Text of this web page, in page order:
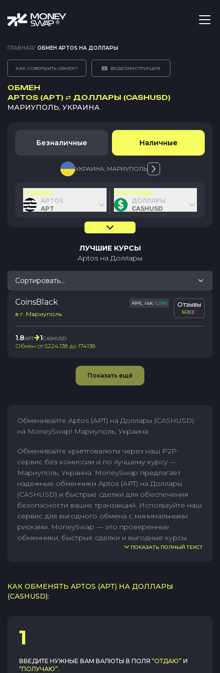
ГЛАВНАЯ/ ОБМЕН APTOS НА ДОЛЛАРЫ
КАК СОВЕРШИТЬ ОБМЕН? ВИДЕОИНСТРУКЦИЯ
ОБМЕН
APTOS (APT) ⇄ ДОЛЛАРЫ (CASHUSD)
МАРИУПОЛЬ, УКРАИНА
Безналичные Наличные
УКРАИНА, МАРИУПОЛЬ
ОТДАЮ
APTOS
APT
ПОЛУЧАЮ
ДОЛЛАРЫ
CASHUSD
ЛУЧШИЕ КУРСЫ
Aptos на Доллары
Сортировать...
CoinsBlack AML risk: LOW
в г. Мариуполь
Отзывы
60|0|0
1.8APT 1CASHUSD
Обмен от5224.138 до 174138
Показать ещё
Обменивайте Aptos (APT) на Доллары (CASHUSD)
на MoneySwap! Мариуполь, Украина
Обменивайте криптовалюты через наш P2P-
сервис без комиссии и по лучшему курсу —
Мариуполь, Украина. MoneySwap предлагает
надежные обменники Aptos (APT) на Доллары
(CASHUSD) и быстрые сделки для обеспечения
безопасности ваших транзакций. Используйте наш
сервис для выгодного обмена с минимальными
рисками. MoneySwap — это проверенные
обменники, быстрые сделки и выгодные курсы.
ПОКАЗАТЬ ПОЛНЫЙ ТЕКСТ
КАК ОБМЕНЯТЬ APTOS (APT) НА ДОЛЛАРЫ
(CASHUSD):
1
ВВЕДИТЕ НУЖНЫЕ ВАМ ВАЛЮТЫ В ПОЛЯ “ОТДАЮ” И
“ПОЛУЧАЮ”.